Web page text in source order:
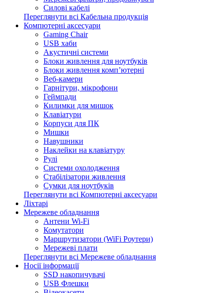
Силові кабелі
Переглянути всі Кабельна продукція
Компютерні аксесуари
Gaming Chair
USB хаби
Акустичні системи
Блоки живлення для ноутбуків
Блоки живлення комп’ютерні
Веб-камери
Гарнітури, мікрофони
Геймпади
Килимки для мишок
Клавіатури
Корпуси для ПК
Мишки
Навушники
Наклейки на клавіатуру
Рулі
Системи охолодження
Стабілізатори живлення
Сумки для ноутбуків
Переглянути всі Компютерні аксесуари
Ліхтарі
Мережеве обладнання
Антени Wi-Fi
Комутатори
Маршрутизатори (WiFi Роутери)
Мережеві плати
Переглянути всі Мережеве обладнання
Носії інформації
SSD накопичувачі
USB Флешки